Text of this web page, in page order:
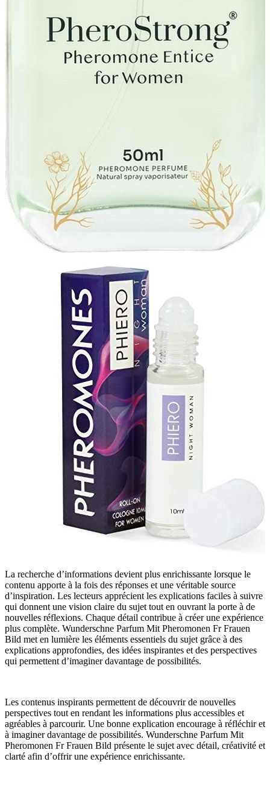
La recherche d’informations devient plus enrichissante lorsque le
contenu apporte à la fois des réponses et une véritable source
d’inspiration. Les lecteurs apprécient les explications faciles à suivre
qui donnent une vision claire du sujet tout en ouvrant la porte à de
nouvelles réflexions. Chaque détail contribue à créer une expérience
plus complète. Wunderschne Parfum Mit Pheromonen Fr Frauen
Bild met en lumière les éléments essentiels du sujet grâce à des
explications approfondies, des idées inspirantes et des perspectives
qui permettent d’imaginer davantage de possibilités.
Les contenus inspirants permettent de découvrir de nouvelles
perspectives tout en rendant les informations plus accessibles et
agréables à parcourir. Une bonne explication encourage à réfléchir et
à imaginer davantage de possibilités. Wunderschne Parfum Mit
Pheromonen Fr Frauen Bild présente le sujet avec détail, créativité et
clarté afin d’offrir une expérience enrichissante.